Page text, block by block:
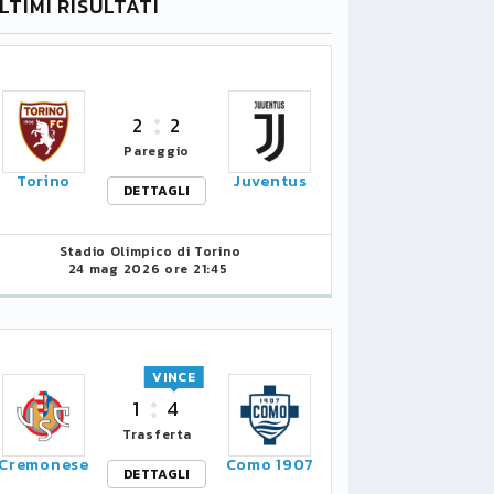
RISULTATI
Torino
2 2
Pareggio
DETTAGLI
Juventus
Stadio Olimpico di Torino
24 mag 2026 ore 21:45
1 4
VINCE
Trasferta
DETTAGLI
Como 1907